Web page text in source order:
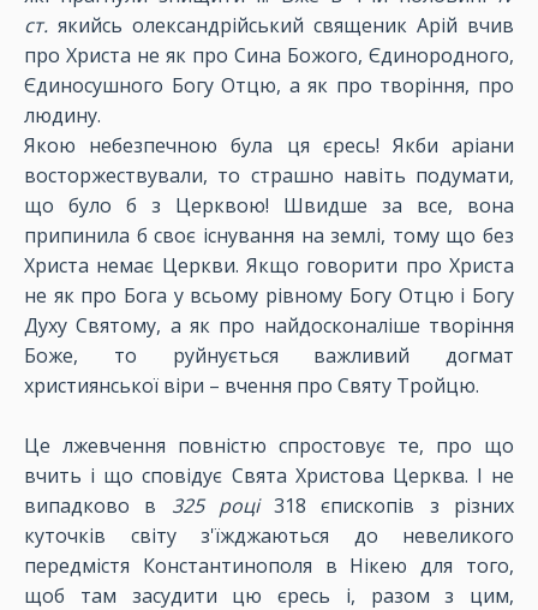
ст. якийсь олександрійський священик Арій вчив
про Христа не як про Сина Божого, Єдинородного,
Єдиносушного Богу Отцю, а як про творіння, про
людину.
Якою небезпечною була ця єресь! Якби аріани
восторжествували, то страшно навіть подумати,
що було б з Церквою! Швидше за все, вона
припинила б своє існування на землі, тому що без
Христа немає Церкви. Якщо говорити про Христа
не як про Бога у всьому рівному Богу Отцю і Богу
Духу Святому, а як про найдосконаліше творіння
Боже, то руйнується важливий догмат
християнської віри – вчення про Святу Тройцю.
Це лжевчення повністю спростовує те, про що
вчить і що сповідує Свята Христова Церква. І не
випадково в 325 році318 єпископів з різних
куточків світу з'їжджаються до невеликого
передмістя Константинополя в Нікею для того,
щоб там засудити цю єресь і, разом з цим,